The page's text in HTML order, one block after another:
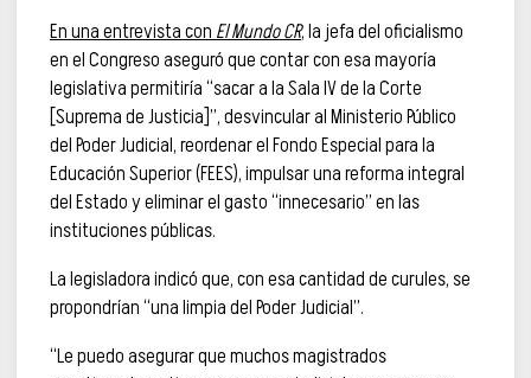
En una entrevista conEl Mundo CR, la jefa del oficialismo
en el Congreso aseguró que contar con esa mayoría
legislativa permitiría “sacar a la Sala IV de la Corte
[Suprema de Justicia]”, desvincular al Ministerio Público
del Poder Judicial, reordenar el Fondo Especial para la
Educación Superior (FEES), impulsar una reforma integral
del Estado y eliminar el gasto “innecesario” en las
instituciones públicas.
La legisladora indicó que, con esa cantidad de curules, se
propondrían “una limpia del Poder Judicial”.
“Le puedo asegurar que muchos magistrados